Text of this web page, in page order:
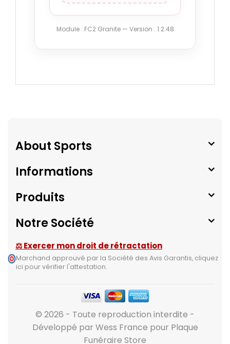
centrées
60.80 €
Module : FC2 Granite — Version : 1.2.48
About Sports
Informations
Produits
Notre Société
⚖ Exercer mon droit de rétractation
Marchand approuvé par la Société des Avis Garantis, cliquez
ici pour vérifier l'attestation.
© 2026 - Toute reproduction interdite -
Développé par Wess France pour Plaque
Funéraire Store